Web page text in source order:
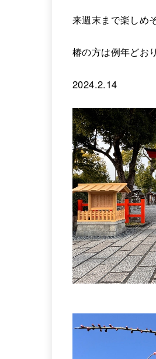
来週末まで楽しめ
椿の方は例年どお
2024.2.14